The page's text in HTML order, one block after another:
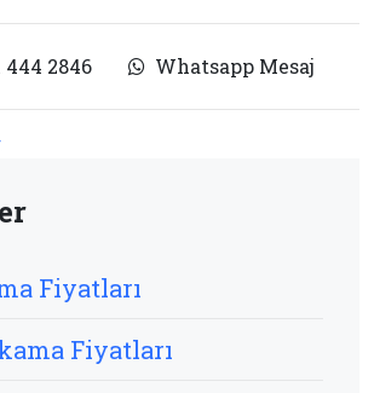
2846 Whatsapp Mesaj
Fiyatları
Fiyatları